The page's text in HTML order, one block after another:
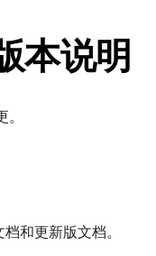
本说明
和更新版文档。